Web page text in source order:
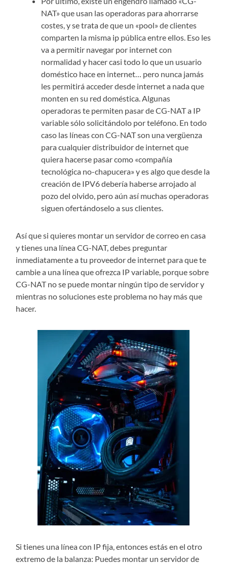
NAT» que usan las operadoras para ahorrarse
costes, y se trata de que un «pool» de clientes
comparten la misma ip pública entre ellos. Eso les
va a permitir navegar por internet con
normalidad y hacer casi todo lo que un usuario
doméstico hace en internet… pero nunca jamás
les permitirá acceder desde internet a nada que
monten en su red doméstica. Algunas
operadoras te permiten pasar de CG-NAT a IP
variable sólo solicitándolo por teléfono. En todo
caso las líneas con CG-NAT son una vergüenza
para cualquier distribuidor de internet que
quiera hacerse pasar como «compañía
tecnológica no-chapucera» y es algo que desde la
creación de IPV6 debería haberse arrojado al
pozo del olvido, pero aún así muchas operadoras
siguen ofertándoselo a sus clientes.
Así que si quieres montar un servidor de correo en casa
y tienes una línea CG-NAT, debes preguntar
inmediatamente a tu proveedor de internet para que te
cambie a una línea que ofrezca IP variable, porque sobre
CG-NAT no se puede montar ningún tipo de servidor y
mientras no soluciones este problema no hay más que
hacer.
Si tienes una línea con IP fija, entonces estás en el otro
extremo de la balanza: Puedes montar un servidor de